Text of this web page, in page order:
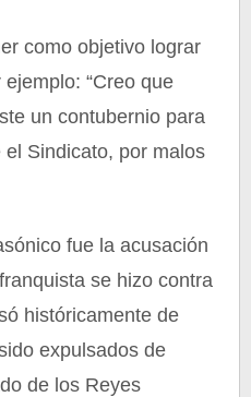
como objetivo lograr
“Creo que
un contubernio para
Sindicato, por malos
fue la acusación
se hizo contra
históricamente de
expulsados de
de los Reyes